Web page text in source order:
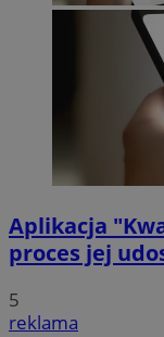
Aplikacja
proces jej
5
reklama